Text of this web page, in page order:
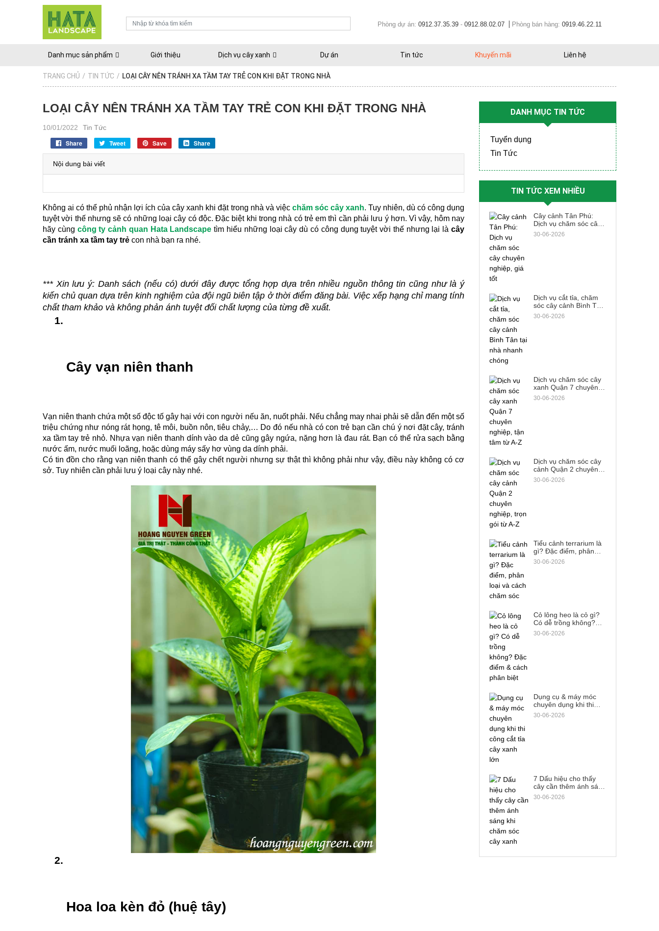
Phòng dự án: 0912.37.35.39 - 0912.88.02.07 Phòng bán hàng: 0919.46.22.11
Danh mục sản phẩm Giới thiệu Dịch vụ cây xanh Dự án Tin tức Khuyến mãi Liên hệ
TRANG CHỦ / TIN TỨC / LOẠI CÂY NÊN TRÁNH XA TẦM TAY TRẺ CON KHI ĐẶT TRONG NHÀ
LOẠI CÂY NÊN TRÁNH XA TẦM TAY TRẺ CON KHI ĐẶT TRONG NHÀ
10/01/2022 Tin Tức
Share Tweet Save Share
Nội dung bài viết
Không ai có thể phủ nhận lợi ích của cây xanh khi đặt trong nhà và việc chăm sóc cây xanh. Tuy nhiên, dù có công dụng
tuyệt vời thế nhưng sẽ có những loại cây có độc. Đặc biệt khi trong nhà có trẻ em thì cần phải lưu ý hơn. Vì vậy, hôm nay
hãy cùng công ty cảnh quan Hata Landscape tìm hiểu những loại cây dù có công dụng tuyệt vời thế nhưng lại là cây
cần tránh xa tầm tay trẻ con nhà bạn ra nhé.
*** Xin lưu ý: Danh sách (nếu có) dưới đây được tổng hợp dựa trên nhiều nguồn thông tin cũng như là ý
kiến chủ quan dựa trên kinh nghiệm của đội ngũ biên tập ở thời điểm đăng bài. Việc xếp hạng chỉ mang tính
chất tham khảo và không phản ánh tuyệt đối chất lượng của từng đề xuất.
Cây vạn niên thanh
Vạn niên thanh chứa một số độc tố gây hại với con người nếu ăn, nuốt phải. Nếu chẳng may nhai phải sẽ dẫn đến một số
triệu chứng như nóng rát họng, tê môi, buồn nôn, tiêu chảy,… Do đó nếu nhà có con trẻ bạn cần chú ý nơi đặt cây, tránh
xa tầm tay trẻ nhỏ. Nhựa vạn niên thanh dính vào da dẻ cũng gây ngứa, nặng hơn là đau rát. Bạn có thể rửa sạch bằng
nước ấm, nước muối loãng, hoặc dùng máy sấy hơ vùng da dính phải.
Có tin đồn cho rằng vạn niên thanh có thể gây chết người nhưng sự thật thì không phải như vậy, điều này không có cơ
sở. Tuy nhiên cần phải lưu ý loại cây này nhé.
Hoa loa kèn đỏ (huệ tây)
DANH MỤC TIN TỨC
Tuyển dụng
Tin Tức
TIN TỨC XEM NHIỀU
Cây cảnh Tân Phú:
Dịch vụ chăm sóc cây
chuyên nghiệp, giá tốt
30-06-2026
Dịch vụ cắt tỉa, chăm
sóc cây cảnh Bình Tân
tại nhà nhanh chóng
30-06-2026
Dịch vụ chăm sóc cây
xanh Quận 7 chuyên
nghiệp, tận tâm từ A-Z
30-06-2026
Dịch vụ chăm sóc cây
cảnh Quận 2 chuyên
nghiệp, trọn gói từ A-Z
30-06-2026
Tiểu cảnh terrarium là
gì? Đặc điểm, phân
loại và cách chăm sóc
30-06-2026
Cỏ lông heo là cỏ gì?
Có dễ trồng không?
Đặc điểm & cách phân
biệt
30-06-2026
Dụng cụ & máy móc
chuyên dụng khi thi
công cắt tỉa cây xanh
lớn
30-06-2026
7 Dấu hiệu cho thấy
cây cần thêm ánh sáng
khi chăm sóc cây xanh
30-06-2026